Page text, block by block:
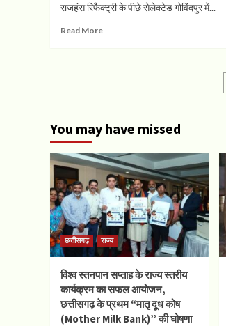
राजहंस रिफैक्ट्री के पीछे सेलेक्टेड गोविंदपुर में...
Read More
You may have missed
छत्तीसगढ़ राज्य
विश्व स्तनपान सप्ताह के राज्य स्तरीय
कार्यक्रम का सफल आयोजन,
छत्तीसगढ़ के प्रथम “मातृ दूध कोष
(Mother Milk Bank)” की घोषणा